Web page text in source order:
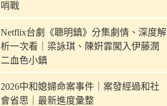
哨戰
Netflix台劇《聰明鎮》分集劇情、深度解
析一次看｜梁詠琪、陳姸霏闖入伊藤潤
二血色小鎮
2026中和媳婦命案事件｜案發經過和社
會省思｜最新進度彙整